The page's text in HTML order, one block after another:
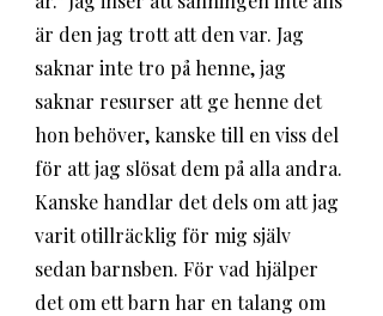
är den jag trott att den var. Jag
saknar inte tro på henne, jag
saknar resurser att ge henne det
hon behöver, kanske till en viss del
för att jag slösat dem på alla andra.
Kanske handlar det dels om att jag
varit otillräcklig för mig själv
sedan barnsben. För vad hjälper
det om ett barn har en talang om